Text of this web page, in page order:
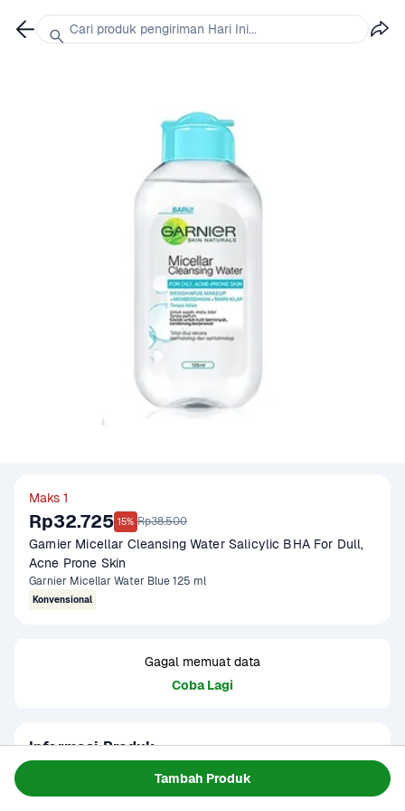
Tambah Produk
Maks 1
Rp32.725 15% Rp38.500
Garnier Micellar Cleansing Water Salicylic BHA For Dull,
Acne Prone Skin
Garnier Micellar Water Blue 125 ml
Konvensional
Gagal memuat data
Coba Lagi
Informasi Produk
diformulasikan khusus untuk kulit kusam dan rentan
Cari produk pengiriman Hari Ini...